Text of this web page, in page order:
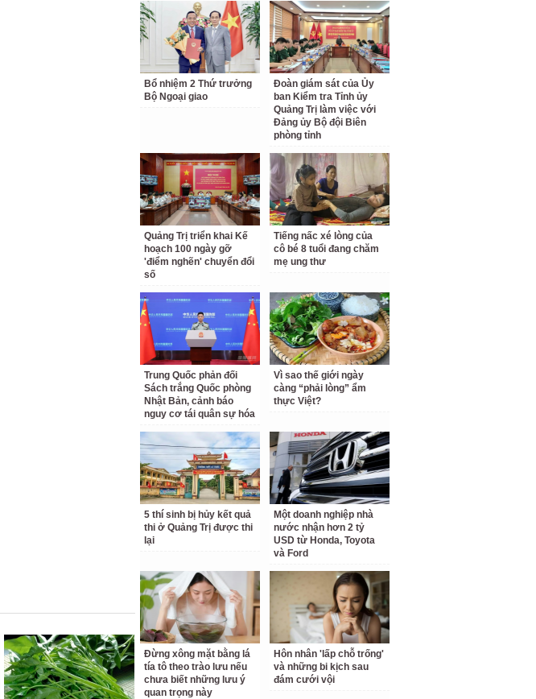
Bổ nhiệm 2 Thứ trưởng
Bộ Ngoại giao
Đoàn giám sát của Ủy
ban Kiểm tra Tỉnh ủy
Quảng Trị làm việc với
Đảng ủy Bộ đội Biên
phòng tỉnh
Quảng Trị triển khai Kế
hoạch 100 ngày gỡ
'điểm nghẽn' chuyển đổi
số
Tiếng nấc xé lòng của
cô bé 8 tuổi đang chăm
mẹ ung thư
Trung Quốc phản đối
Sách trắng Quốc phòng
Nhật Bản, cảnh báo
nguy cơ tái quân sự hóa
Vì sao thế giới ngày
càng “phải lòng” ẩm
thực Việt?
5 thí sinh bị hủy kết quả
thi ở Quảng Trị được thi
lại
Một doanh nghiệp nhà
nước nhận hơn 2 tỷ
USD từ Honda, Toyota
và Ford
Đừng xông mặt bằng lá
tía tô theo trào lưu nếu
chưa biết những lưu ý
quan trọng này
Hôn nhân 'lấp chỗ trống'
và những bi kịch sau
đám cưới vội